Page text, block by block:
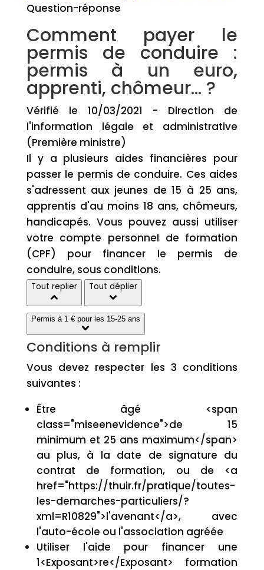
Question-réponse
Comment payer le
permis de conduire :
permis à un euro,
apprenti, chômeur... ?
Vérifié le 10/03/2021 - Direction de
l'information légale et administrative
(Première ministre)
Il y a plusieurs aides financières pour
passer le permis de conduire. Ces aides
s'adressent aux jeunes de 15 à 25 ans,
apprentis d'au moins 18 ans, chômeurs,
handicapés. Vous pouvez aussi utiliser
votre compte personnel de formation
(CPF) pour financer le permis de
conduire, sous conditions.
Tout replier Tout déplier
Permis à 1 € pour les 15-25 ans
Conditions à remplir
Vous devez respecter les 3 conditions
suivantes :
Être âgé <span
class="miseenevidence">de 15
minimum et 25 ans maximum</span>
au plus, à la date de signature du
contrat de formation, ou de <a
href="https://thuir.fr/pratique/toutes-
les-demarches-particuliers/?
xml=R10829">l'avenant</a>, avec
l'auto-école ou l'association agréée
Utiliser l'aide pour financer une
1<Exposant>re</Exposant> formation